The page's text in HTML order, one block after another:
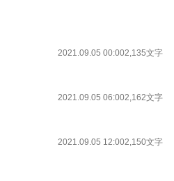
2021.09.05 00:002,135文字
2021.09.05 06:002,162文字
2021.09.05 12:002,150文字